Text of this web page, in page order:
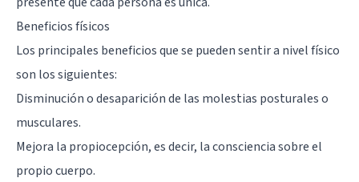
Beneficios físicos
Los principales beneficios que se pueden sentir a nivel físico
son los siguientes:
Disminución o desaparición de las molestias posturales o
musculares.
Mejora la propiocepción, es decir, la consciencia sobre el
propio cuerpo.